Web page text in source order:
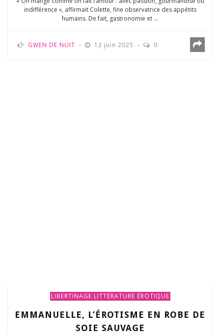
indifférence », affirmait Colette, fine observatrice des appétits
humains. De fait, gastronomie et ...
GWEN DE NUIT 12 juin 2025 0
LIBERTINAGE LITTÉRATURE ÉROTIQUE
EMMANUELLE, L’ÉROTISME EN ROBE DE
SOIE SAUVAGE